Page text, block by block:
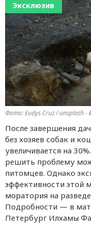
Эксклюзив
Фото: Eudys Cruz / unsplash -
После завершения
без хозяев собак и
увеличивается на
решить проблему
питомцев. Однако
эффективности этой
моратория на
Подробности — в
Петербург Илхамы